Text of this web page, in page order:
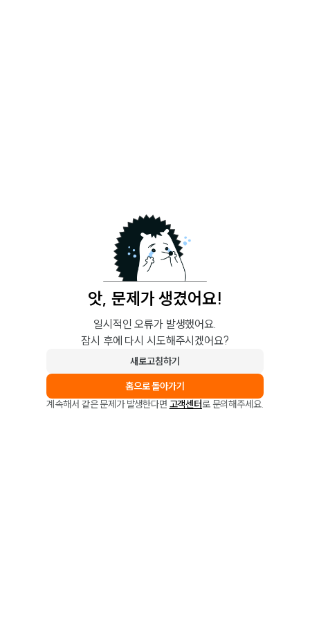
앗, 문제가 생겼어요!
일시적인 오류가 발생했어요.
잠시 후에 다시 시도해주시겠어요?
새로고침하기
홈으로 돌아가기
계속해서 같은 문제가 발생한다면 고객센터로 문의해주세요.